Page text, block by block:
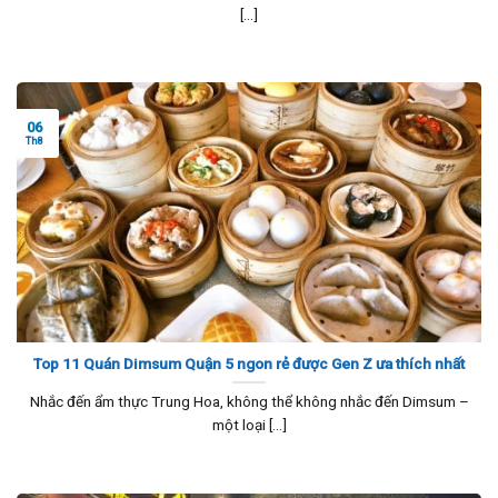
[...]
Top 11 Quán Dimsum Quận 5 ngon rẻ được Gen Z ưa thích nhất
Nhắc đến ẩm thực Trung Hoa, không thể không nhắc đến Dimsum –
một loại [...]
06
Th8